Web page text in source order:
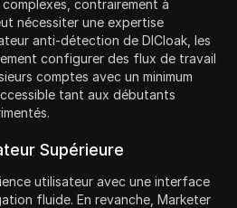
contrairement à
nécessiter une expertise
anti-détection de DICloak, les
configurer des flux de travail
comptes avec un minimum
tant aux débutants
Supérieure
utilisateur avec une interface
fluide. En revanche, Marketer